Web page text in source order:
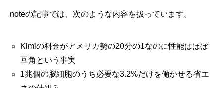
noteの記事では、次のような内容を扱っています。
Kimiの料金がアメリカ勢の20分の1なのに性能はほぼ
互角という事実
1兆個の脳細胞のうち必要な3.2%だけを働かせる省エ